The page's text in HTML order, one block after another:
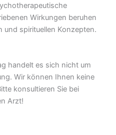
Wirkungen beruhen
und spirituellen Konzepten.
handelt es sich nicht um
Wir können Ihnen keine
konsultieren Sie bei
Arzt!